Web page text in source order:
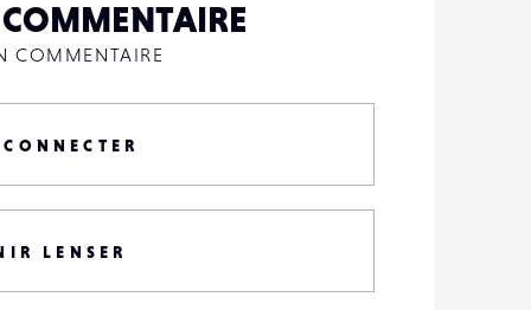
COMMENTAIRE
LENSER